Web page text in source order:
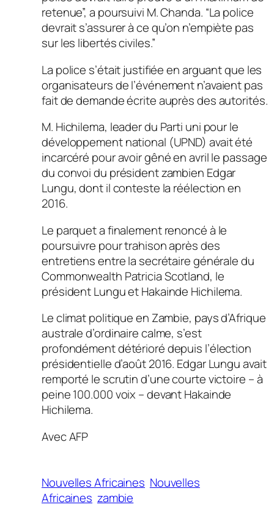
retenue”, a poursuivi M. Chanda. “La police
devrait s’assurer à ce qu’on n’empiète pas
sur les libertés civiles.”
La police s’était justifiée en arguant que les
organisateurs de l’événement n’avaient pas
fait de demande écrite auprès des autorités.
M. Hichilema, leader du Parti uni pour le
développement national (UPND) avait été
incarcéré pour avoir gêné en avril le passage
du convoi du président zambien Edgar
Lungu, dont il conteste la réélection en
2016.
Le parquet a finalement renoncé à le
poursuivre pour trahison après des
entretiens entre la secrétaire générale du
Commonwealth Patricia Scotland, le
président Lungu et Hakainde Hichilema.
Le climat politique en Zambie, pays d’Afrique
australe d’ordinaire calme, s’est
profondément détérioré depuis l’élection
présidentielle d’août 2016. Edgar Lungu avait
remporté le scrutin d’une courte victoire – à
peine 100.000 voix – devant Hakainde
Hichilema.
Avec AFP
Nouvelles Africaines Nouvelles
Africaines zambie